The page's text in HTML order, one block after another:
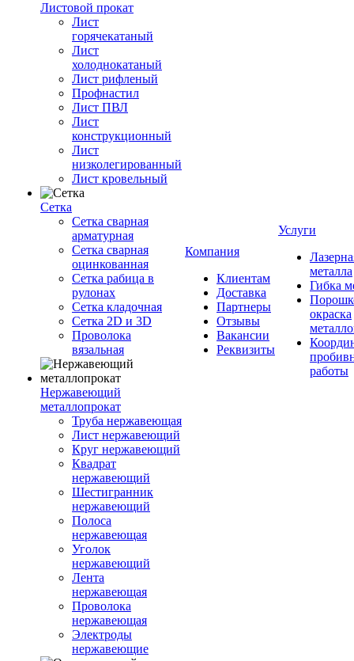
Листовой прокат
Лист
горячекатаный
Лист
холоднокатаный
Лист рифленый
Профнастил
Лист ПВЛ
Лист
конструкционный
Лист
низколегированный
Лист кровельный
Сетка
Сетка сварная
арматурная
Сетка сварная
оцинкованная
Сетка рабица в
рулонах
Сетка кладочная
Сетка 2D и 3D
Проволока
вязальная
Нержавеющий
металлопрокат
Труба нержавеющая
Лист нержавеющий
Круг нержавеющий
Квадрат
нержавеющий
Шестигранник
нержавеющий
Полоса
нержавеющая
Уголок
нержавеющий
Лента
нержавеющая
Проволока
нержавеющая
Электроды
нержавеющие
Компания
Клиентам
Доставка
Партнеры
Отзывы
Вакансии
Реквизиты
Услуги
металла
Гибка
окраска
работы